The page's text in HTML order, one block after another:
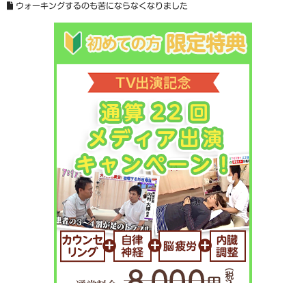
ウォーキングするのも苦にならなくなりました